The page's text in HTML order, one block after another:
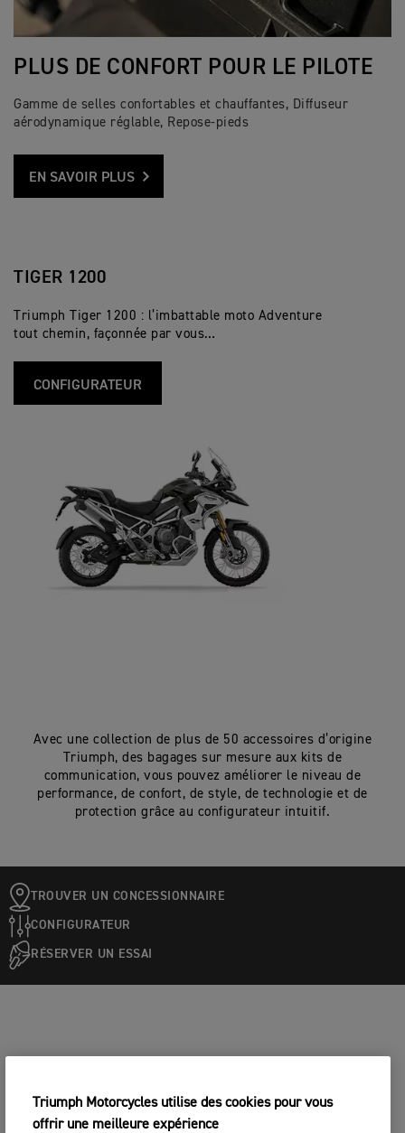
PLUS DE CONFORT POUR LE PILOTE
Gamme de selles confortables et chauffantes, Diffuseur
aérodynamique réglable, Repose-pieds
EN SAVOIR PLUS
TIGER 1200
Triumph Tiger 1200 : l’imbattable moto Adventure
tout chemin, façonnée par vous…
CONFIGURATEUR
Avec une collection de plus de 50 accessoires d’origine
Triumph, des bagages sur mesure aux kits de
communication, vous pouvez améliorer le niveau de
performance, de confort, de style, de technologie et de
protection grâce au configurateur intuitif.
TROUVER UN CONCESSIONNAIRE
CONFIGURATEUR
RÉSERVER UN ESSAI
Triumph Motorcycles utilise des cookies pour vous
offrir une meilleure expérience